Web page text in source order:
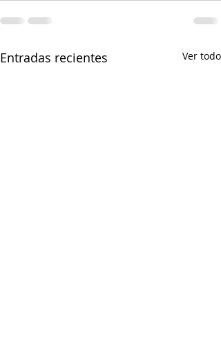
Entradas recientes Ver todo